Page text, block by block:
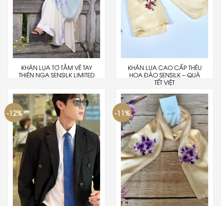
KHĂN LỤA TƠ TẰM VẼ TAY
THIÊN NGA SENSILK LIMITED
KHĂN LỤA CAO CẤP THÊU
HOA ĐÀO SENSILK – QUÀ
TẾT VIỆT
-12% -11%